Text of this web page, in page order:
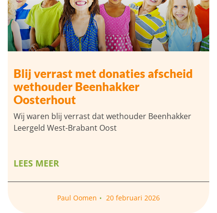
Blij verrast met donaties afscheid
wethouder Beenhakker
Oosterhout
Wij waren blij verrast dat wethouder Beenhakker
Leergeld West-Brabant Oost
LEES MEER
Paul Oomen 20 februari 2026